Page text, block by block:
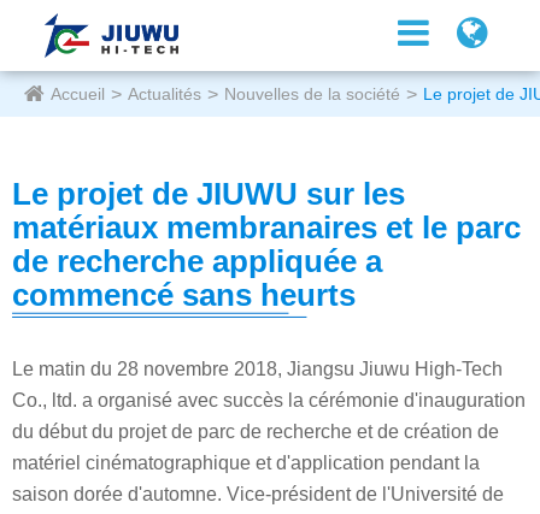
Accueil Actualités Nouvelles de la société Le projet de
Le projet de JIUWU sur les
matériaux membranaires et le parc
de recherche appliquée a
commencé sans heurts
Le matin du 28 novembre 2018, Jiangsu Jiuwu High-Tech
Co., ltd. a organisé avec succès la cérémonie d'inauguration
du début du projet de parc de recherche et de création de
matériel cinématographique et d'application pendant la
saison dorée d'automne. Vice-président de l'Université de